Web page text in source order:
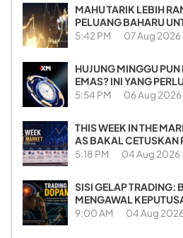
MAHU TARIK LEBIH
PELUANG BAHARU
5:42 PM 07 Aug 2026
HUJUNG MINGGU
EMAS? INI YANG
5:54 PM 06 Aug 2026
THIS WEEK IN THE
AS BAKAL CETUSKAN
5:18 PM 04 Aug 2026
SISI GELAP TRADING:
MENGAWAL
9:00 AM 04 Aug